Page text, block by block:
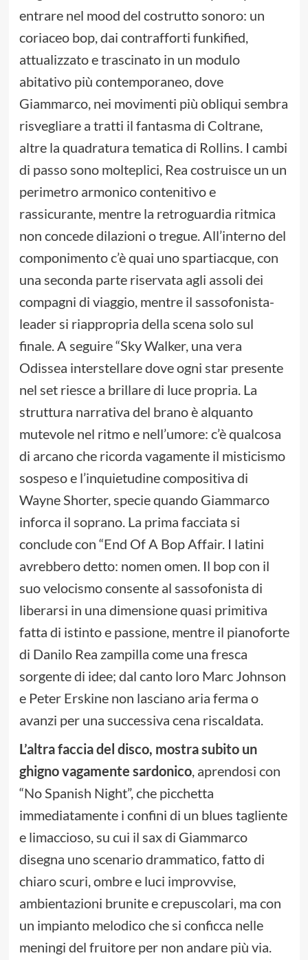
entrare nel mood del costrutto sonoro: un
coriaceo bop, dai contrafforti funkified,
attualizzato e trascinato in un modulo
abitativo più contemporaneo, dove
Giammarco, nei movimenti più obliqui sembra
risvegliare a tratti il fantasma di Coltrane,
altre la quadratura tematica di Rollins. I cambi
di passo sono molteplici, Rea costruisce un un
perimetro armonico contenitivo e
rassicurante, mentre la retroguardia ritmica
non concede dilazioni o tregue. All’interno del
componimento c’è quai uno spartiacque, con
una seconda parte riservata agli assoli dei
compagni di viaggio, mentre il sassofonista-
leader si riappropria della scena solo sul
finale. A seguire “Sky Walker, una vera
Odissea interstellare dove ogni star presente
nel set riesce a brillare di luce propria. La
struttura narrativa del brano è alquanto
mutevole nel ritmo e nell’umore: c’è qualcosa
di arcano che ricorda vagamente il misticismo
sospeso e l’inquietudine compositiva di
Wayne Shorter, specie quando Giammarco
inforca il soprano. La prima facciata si
conclude con “End Of A Bop Affair. I latini
avrebbero detto: nomen omen. Il bop con il
suo velocismo consente al sassofonista di
liberarsi in una dimensione quasi primitiva
fatta di istinto e passione, mentre il pianoforte
di Danilo Rea zampilla come una fresca
sorgente di idee; dal canto loro Marc Johnson
e Peter Erskine non lasciano aria ferma o
avanzi per una successiva cena riscaldata.
L’altra faccia del disco, mostra subito un
ghigno vagamente sardonico, aprendosi con
“No Spanish Night”, che picchetta
immediatamente i confini di un blues tagliente
e limaccioso, su cui il sax di Giammarco
disegna uno scenario drammatico, fatto di
chiaro scuri, ombre e luci improvvise,
ambientazioni brunite e crepuscolari, ma con
un impianto melodico che si conficca nelle
meningi del fruitore per non andare più via.